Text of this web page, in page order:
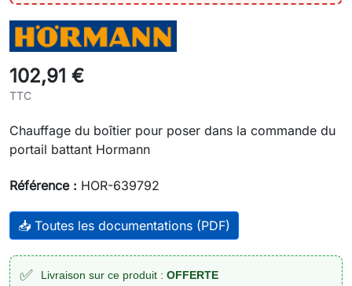
102,91 €
TTC
Chauffage du boîtier pour poser dans la commande du
portail battant Hormann
Référence : HOR-639792
📥 Toutes les documentations (PDF)
✅ Livraison sur ce produit : OFFERTE